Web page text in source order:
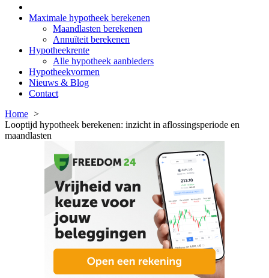
Maximale hypotheek berekenen
Maandlasten berekenen
Annuïteit berekenen
Hypotheekrente
Alle hypotheek aanbieders
Hypotheekvormen
Nieuws & Blog
Contact
Home
Looptijd hypotheek berekenen: inzicht in aflossingsperiode en
maandlasten